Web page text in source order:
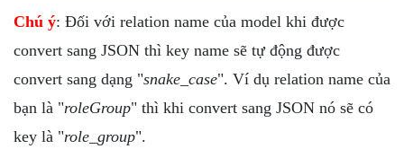
Chú ý: Đối với relation name của model khi được
convert sang JSON thì key name sẽ tự động được
convert sang dạng "snake_case". Ví dụ relation name của
bạn là "roleGroup" thì khi convert sang JSON nó sẽ có
key là "role_group".